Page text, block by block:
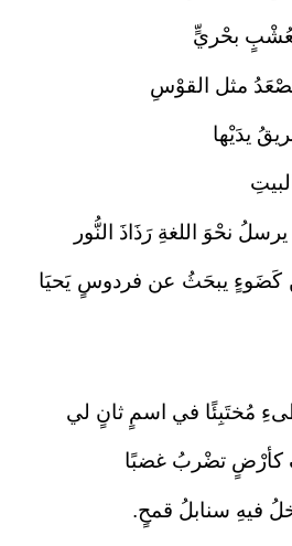
بحْريٍّ
مثل القوْسِ
يدَيْها
نحْوَ اللغةِ رَذَاذَ النُّور
كَضَوءٍ يبحَثُ عن فردوسٍ يَحيَا
مُختَبِئًا في اسمٍ ثانٍ لي
كأرْضٍ تضْربُ غضبًا
فيهِ سنابلُ قمحٍ.